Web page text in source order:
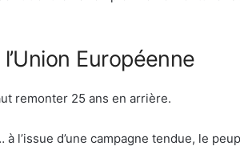
Européenne
remonter 25 ans en arrière.
à l’issue d’une campagne tendue, le